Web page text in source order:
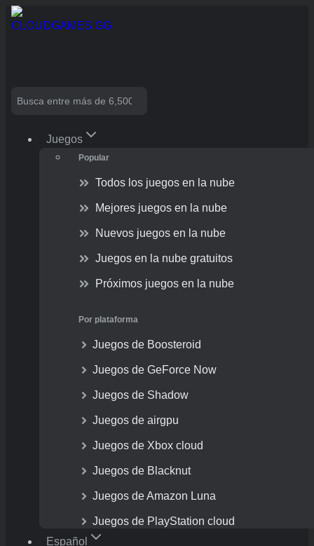
Skip
to
Search
Juegos
Popular
Todos los juegos en la nube
Mejores juegos en la nube
Nuevos juegos en la nube
Juegos en la nube gratuitos
Próximos juegos en la nube
Por plataforma
Juegos de Boosteroid
Juegos de GeForce Now
Juegos de Shadow
Juegos de airgpu
Juegos de Xbox cloud
Juegos de Blacknut
Juegos de Amazon Luna
Juegos de PlayStation cloud
Español